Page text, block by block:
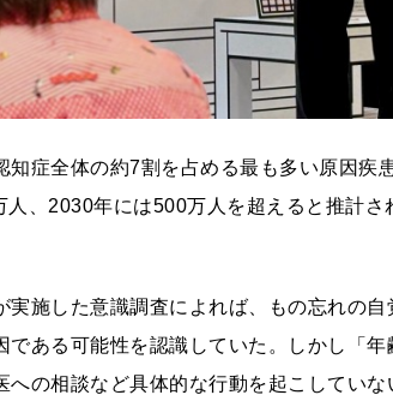
知症全体の約7割を占める最も多い原因疾
、2030年には500万人を超えると推計
実施した意識調査によれば、もの忘れの
である可能性を認識していた。しかし「
への相談など具体的な行動を起こしていな